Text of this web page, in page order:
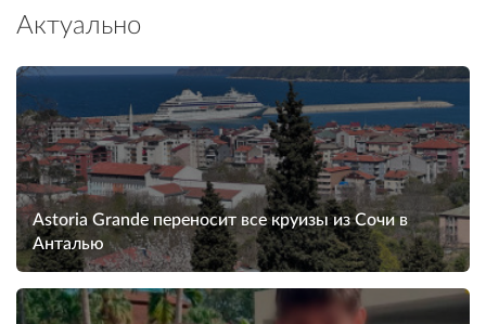
Актуально
Astoria Grande переносит все круизы из Сочи в
Анталью